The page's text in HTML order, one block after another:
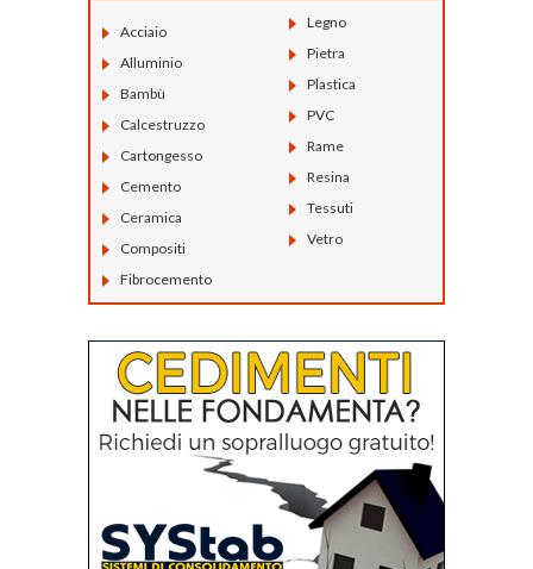
Acciaio
Alluminio
Bambù
Calcestruzzo
Cartongesso
Cemento
Ceramica
Compositi
Fibrocemento
Legno
Pietra
Plastica
PVC
Rame
Resina
Tessuti
Vetro